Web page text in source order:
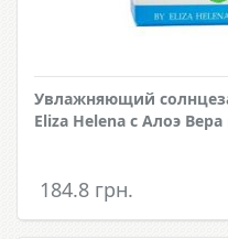
Увлажняющий
Eliza Helena с Алоэ Вера
184.8 грн.